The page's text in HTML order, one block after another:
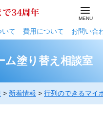
いて 費用について お問い合
ム塗り替え相談室
> 新着情報 > 行列のできるマイ